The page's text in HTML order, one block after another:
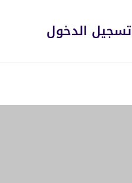
تسجيل الدخول